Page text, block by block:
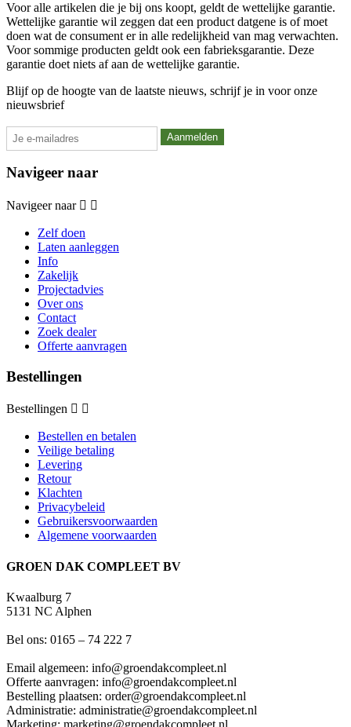
Voor alle artikelen die je bij ons koopt, geldt de wettelijke garantie.
Wettelijke garantie wil zeggen dat een product datgene is of moet
doen wat de consument er in alle redelijkheid van mag verwachten.
Voor sommige producten geldt ook een fabrieksgarantie. Deze
garantie doet niets af aan de wettelijke garantie.
Blijf op de hoogte van de laatste nieuws, schrijf je in voor onze
nieuwsbrief
Navigeer naar
Navigeer naar  
Zelf doen
Laten aanleggen
Info
Zakelijk
Projectadvies
Over ons
Contact
Zoek dealer
Offerte aanvragen
Bestellingen
Bestellingen  
Bestellen en betalen
Veilige betaling
Levering
Retour
Klachten
Privacybeleid
Gebruikersvoorwaarden
Algemene voorwaarden
GROEN DAK COMPLEET BV
Kwaalburg 7
5131 NC Alphen
Bel ons: 0165 – 74 222 7
Email algemeen: info@groendakcompleet.nl
Offerte aanvragen: info@groendakcompleet.nl
Bestelling plaatsen: order@groendakcompleet.nl
Administratie: administratie@groendakcompleet.nl
Marketing: marketing@groendakcompleet.nl